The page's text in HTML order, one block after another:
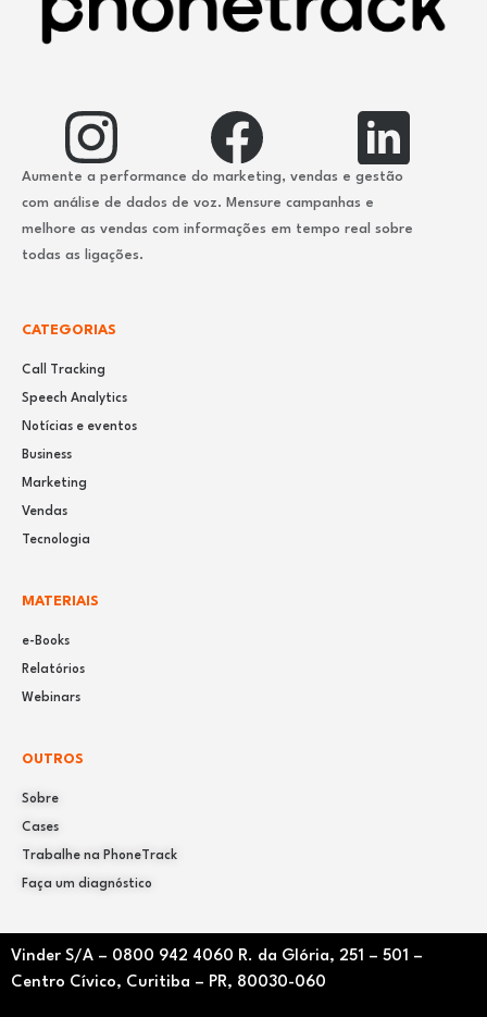
Aumente a performance do marketing, vendas e gestão
com análise de dados de voz. Mensure campanhas e
melhore as vendas com informações em tempo real sobre
todas as ligações.
CATEGORIAS
Call Tracking
Speech Analytics
Notícias e eventos
Business
Marketing
Vendas
Tecnologia
MATERIAIS
e-Books
Relatórios
Webinars
OUTROS
Sobre
Cases
Trabalhe na PhoneTrack
Faça um diagnóstico
Vinder S/A – 0800 942 4060 R. da Glória, 251 – 501 –
Centro Cívico, Curitiba – PR, 80030-060